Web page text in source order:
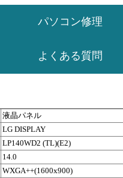
パソコン修理
よくある質問
液晶パネル
LG DISPLAY
LP140WD2 (TL)(E2)
14.0
WXGA++(1600x900)